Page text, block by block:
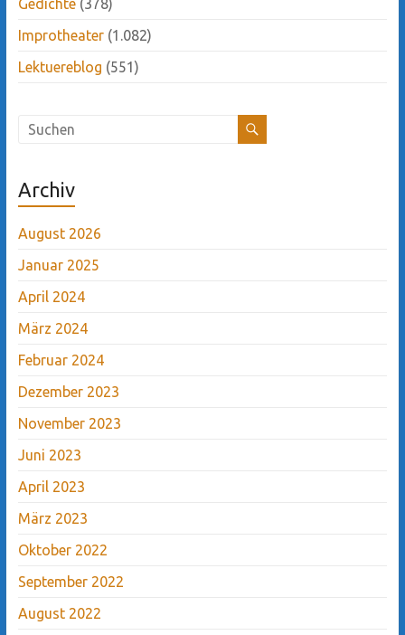
Gedichte(378)
Improtheater(1.082)
Lektuereblog (551)
Archiv
August 2026
Januar 2025
April 2024
März 2024
Februar 2024
Dezember 2023
November 2023
Juni 2023
April 2023
März 2023
Oktober 2022
September 2022
August 2022